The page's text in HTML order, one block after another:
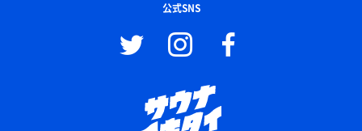
公式SNS